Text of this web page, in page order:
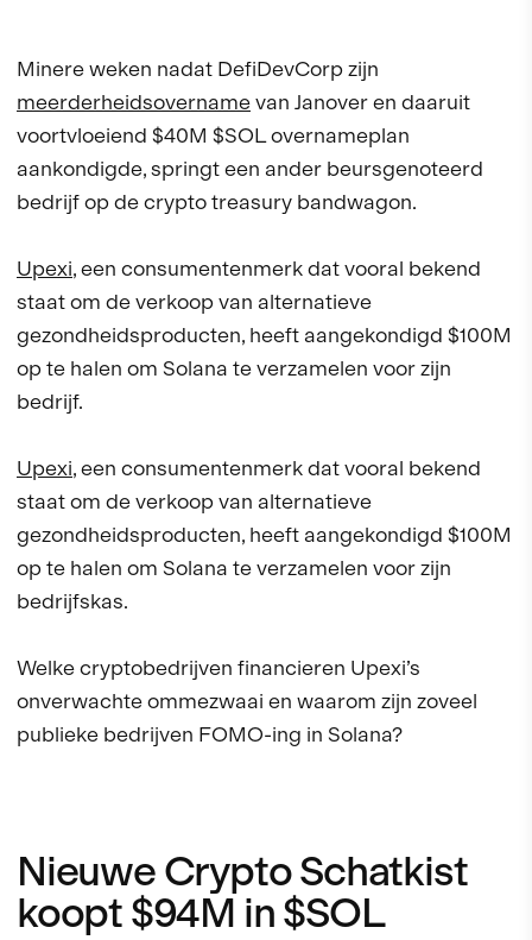
Minere weken nadat DefiDevCorp zijn
meerderheidsovernamevan Janover en daaruit
voortvloeiend $40M $SOL overnameplan
aankondigde, springt een ander beursgenoteerd
bedrijf op de crypto treasury bandwagon.
Upexi, een consumentenmerk dat vooral bekend
staat om de verkoop van alternatieve
gezondheidsproducten, heeft aangekondigd $100M
op te halen om Solana te verzamelen voor zijn
bedrijf.
Upexi, een consumentenmerk dat vooral bekend
staat om de verkoop van alternatieve
gezondheidsproducten, heeft aangekondigd $100M
op te halen om Solana te verzamelen voor zijn
bedrijfskas.
Welke cryptobedrijven financieren Upexi’s
onverwachte ommezwaai en waarom zijn zoveel
publieke bedrijven FOMO-ing in Solana?
Nieuwe Crypto Schatkist
koopt $94M in $SOL